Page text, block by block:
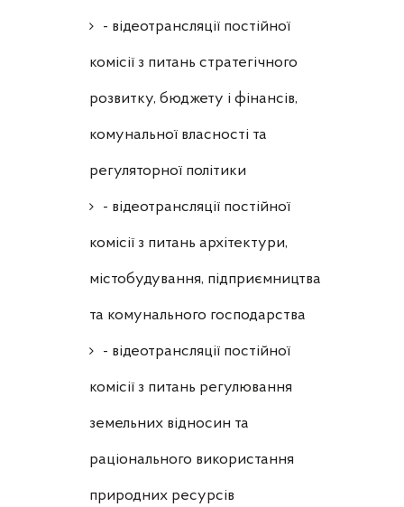
- відеотрансляції постійної
комісії з питань стратегічного
розвитку, бюджету і фінансів,
комунальної власності та
регуляторної політики
- відеотрансляції постійної
комісії з питань архітектури,
містобудування, підприємництва
та комунального господарства
- відеотрансляції постійної
комісії з питань регулювання
земельних відносин та
раціонального використання
природних ресурсів